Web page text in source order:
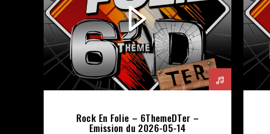
Rock En Folie – 6ThemeDTer –
Emission du 2026-05-14